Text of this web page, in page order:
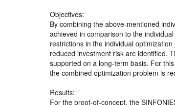
Objectives:
By combining the above-mentioned
achieved in comparison to the
restrictions in the individual
reduced investment risk are identified.
supported on a long-term basis. For
the combined optimization problem is
Results:
For the proof-of-concept, the